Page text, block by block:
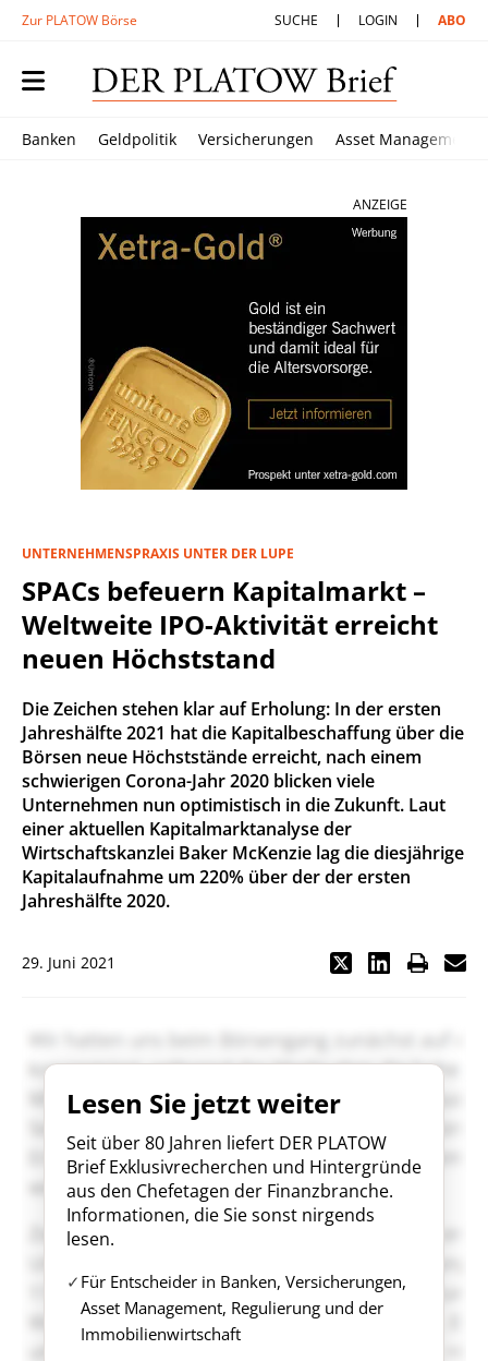
Zur PLATOW Börse SUCHE LOGIN ABO
Banken Geldpolitik Versicherungen Asset Management
ANZEIGE
UNTERNEHMENSPRAXIS UNTER DER LUPE
SPACs befeuern Kapitalmarkt –
Weltweite IPO-Aktivität erreicht
neuen Höchststand
Die Zeichen stehen klar auf Erholung: In der ersten
Jahreshälfte 2021 hat die Kapitalbeschaffung über die
Börsen neue Höchststände erreicht, nach einem
schwierigen Corona-Jahr 2020 blicken viele
Unternehmen nun optimistisch in die Zukunft. Laut
einer aktuellen Kapitalmarktanalyse der
Wirtschaftskanzlei Baker McKenzie lag die diesjährige
Kapitalaufnahme um 220% über der der ersten
Jahreshälfte 2020.
29. Juni 2021
Lesen Sie jetzt weiter
Seit über 80 Jahren liefert DER PLATOW
Brief Exklusivrecherchen und Hintergründe
aus den Chefetagen der Finanzbranche.
Informationen, die Sie sonst nirgends
lesen.
Für Entscheider in Banken, Versicherungen,
Asset Management, Regulierung und der
Immobilienwirtschaft